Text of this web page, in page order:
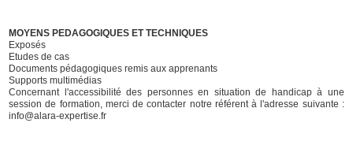
MOYENS PEDAGOGIQUES ET TECHNIQUES
Exposés
Etudes de cas
Documents pédagogiques remis aux apprenants
Supports multimédias
Concernant l'accessibilité des personnes en situation de handicap à une
session de formation, merci de contacter notre référent à l'adresse suivante :
info@alara-expertise.fr